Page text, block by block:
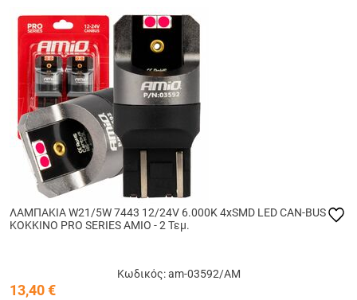
ΛΑΜΠΑΚΙΑ W21/5W 7443 12/24V 6.000K 4xSMD LED CAN-BUS
ΚΟΚΚΙΝΟ PRO SERIES AMIO - 2 Τεμ.
Κωδικός: am-03592/AM
13,40€